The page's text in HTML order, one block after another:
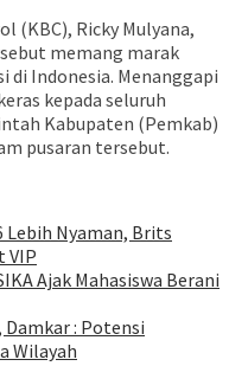
(KBC), Ricky Mulyana,
memang marak
di Indonesia. Menanggapi
kepada seluruh
Kabupaten (Pemkab)
pusaran tersebut.
Lebih Nyaman, Brits
VIP
Ajak Mahasiswa Berani
Damkar : Potensi
Wilayah